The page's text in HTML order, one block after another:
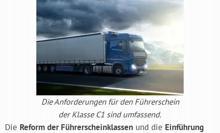
Die Anforderungen für den Führerschein
der Klasse C1 sind umfassend.
Die Reform der Führerscheinklassen und die Einführung